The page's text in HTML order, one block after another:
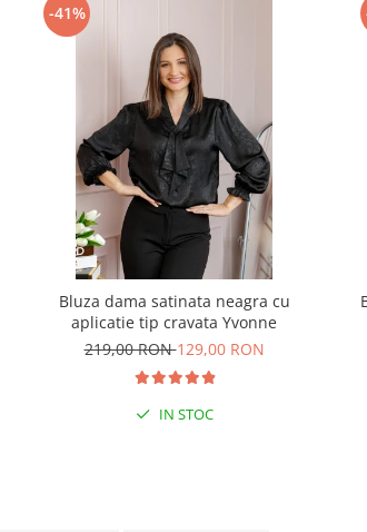
-41%
Bluza dama satinata neagra cu
aplicatie tip cravata Yvonne
219,00 RON129,00 RON
IN STOC